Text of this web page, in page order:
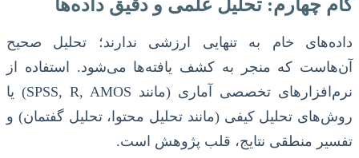
گام چهارم: تحلیل علمی و دقیق داده‌ها
داده‌های خام به تنهایی ارزشی ندارند؛ تحلیل صحیح
آن‌هاست که منجر به کشف یافته‌ها می‌شود. استفاده از
نرم‌افزارهای تخصصی آماری (مانند SPSS, R, AMOS) یا
روش‌های تحلیل کیفی (مانند تحلیل محتوا، تحلیل گفتمان) و
تفسیر منطقی نتایج، قلب پژوهش است.